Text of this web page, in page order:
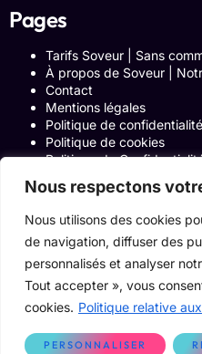
Nous respectons
Nous utilisons des cookies
de navigation, diffuser des
personnalisés et analyser
Tout accepter », vous
cookies. Politique relative
PERSONNALISER
Pages
Tarifs Soveur | Sans
À propos de Soveur |
Contact
Mentions légales
Politique de confidentialité
Politique de cookies
Politique de
Blog
Notre histoire
Programme Affiliation
Conditions générales
ACCUEIL
Onglets Zone Affilié
Le Blog
Devenir pro